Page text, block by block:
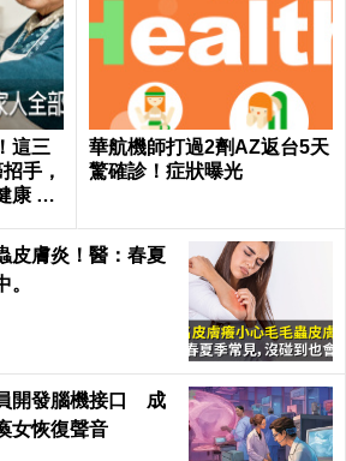
這三
手，
康 He
華航機師打過2劑AZ返台5天
驚確診！症狀曝光
皮膚炎！醫：春夏
開發腦機接口 成
女恢復聲音